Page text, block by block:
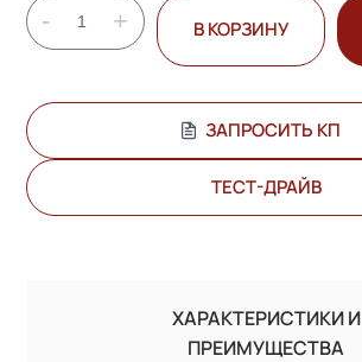
- + В КОРЗИНУ
ЗАПРОСИТЬ КП
ТЕСТ-ДРАЙВ
ХАРАКТЕРИСТИКИ И
ПРЕИМУЩЕСТВА